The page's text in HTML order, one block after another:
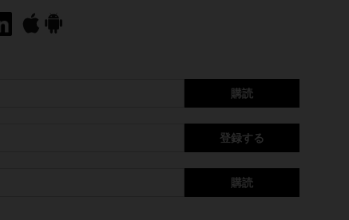
購読
登録する
購読